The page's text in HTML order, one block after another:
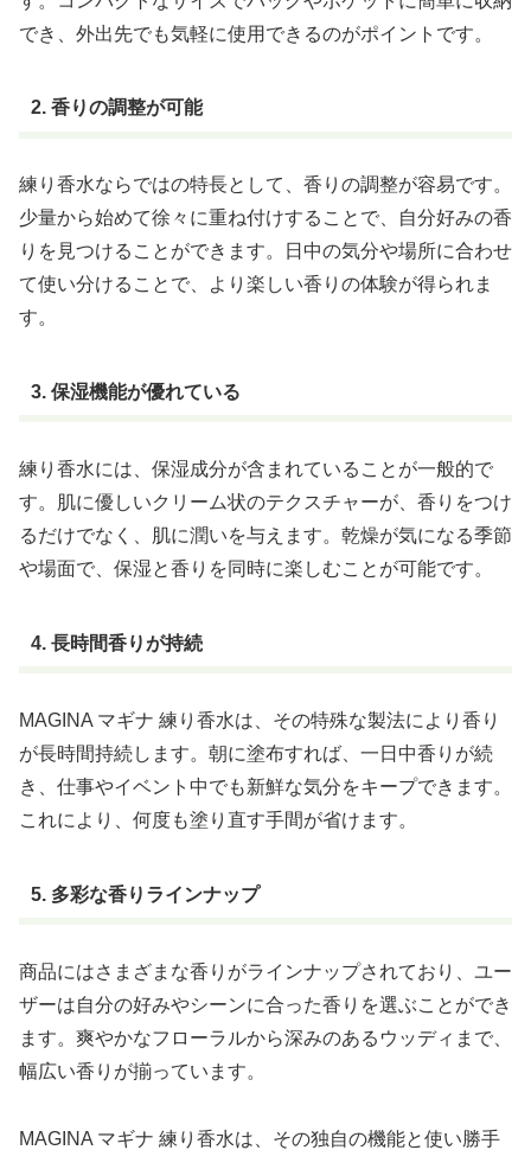
でき、外出先でも気軽に使用できるのがポイントです。
2. 香りの調整が可能
練り香水ならではの特長として、香りの調整が容易です。
少量から始めて徐々に重ね付けすることで、自分好みの香
りを見つけることができます。日中の気分や場所に合わせ
て使い分けることで、より楽しい香りの体験が得られま
す。
3. 保湿機能が優れている
練り香水には、保湿成分が含まれていることが一般的で
す。肌に優しいクリーム状のテクスチャーが、香りをつけ
るだけでなく、肌に潤いを与えます。乾燥が気になる季節
や場面で、保湿と香りを同時に楽しむことが可能です。
4. 長時間香りが持続
MAGINA マギナ 練り香水は、その特殊な製法により香り
が長時間持続します。朝に塗布すれば、一日中香りが続
き、仕事やイベント中でも新鮮な気分をキープできます。
これにより、何度も塗り直す手間が省けます。
5. 多彩な香りラインナップ
商品にはさまざまな香りがラインナップされており、ユー
ザーは自分の好みやシーンに合った香りを選ぶことができ
ます。爽やかなフローラルから深みのあるウッディまで、
幅広い香りが揃っています。
MAGINA マギナ 練り香水は、その独自の機能と使い勝手